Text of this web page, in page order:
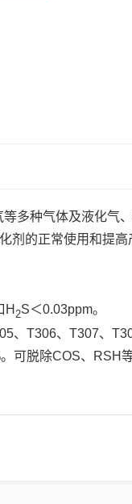
种气体及液化气
剂的正常使用和提
H 2S＜0.03ppm。
T306、T307、
脱除COS、RSH等